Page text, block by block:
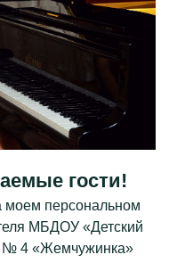
гости!
моем персональном
МБДОУ «Детский
4 «Жемчужинка»